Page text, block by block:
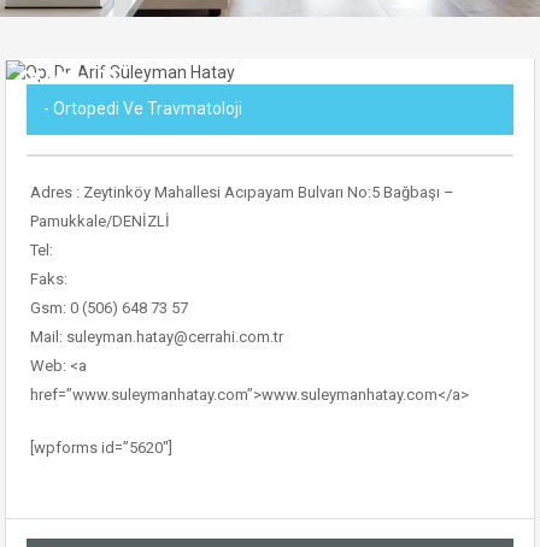
- Ortopedi Ve Travmatoloji
Adres : Zeytinköy Mahallesi Acıpayam Bulvarı No:5 Bağbaşı –
Pamukkale/DENİZLİ
Tel:
Faks:
Gsm: 0 (506) 648 73 57
Mail: suleyman.hatay@cerrahi.com.tr
Web: <a
href=”www.suleymanhatay.com”>www.suleymanhatay.com</a>
[wpforms id=”5620″]